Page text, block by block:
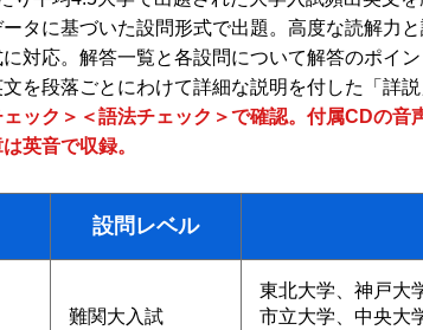
ータに基づいた設問形式で出題。高度な読解力
対応。解答一覧と各設問について解答のポイ
文を段落ごとにわけて詳細な説明を付した「詳
ック＞＜語法チェック＞で確認。付属CDの音
英音で収録。
設問レベル
難関大入試
東北大学、神戸大
市立大学、中央大